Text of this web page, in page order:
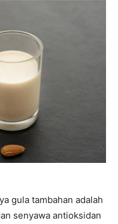
gula tambahan adalah
senyawa antioksidan